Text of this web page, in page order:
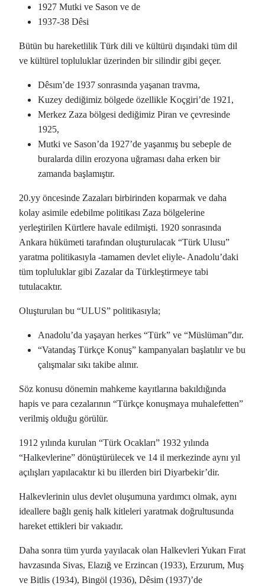
1927 Mutki ve Sason ve de
1937-38 Dêsi
Bütün bu hareketlilik Türk dili ve kültürü dışındaki tüm dil
ve kültürel topluluklar üzerinden bir silindir gibi geçer.
Dêsım’de 1937 sonrasında yaşanan travma,
Kuzey dediğimiz bölgede özellikle Koçgiri’de 1921,
Merkez Zaza bölgesi dediğimiz Piran ve çevresinde
1925,
Mutki ve Sason’da 1927’de yaşanmış bu sebeple de
buralarda dilin erozyona uğraması daha erken bir
zamanda başlamıştır.
20.yy öncesinde Zazaları birbirinden koparmak ve daha
kolay asimile edebilme politikası Zaza bölgelerine
yerleştirilen Kürtlere havale edilmişti. 1920 sonrasında
Ankara hükümeti tarafından oluşturulacak “Türk Ulusu”
yaratma politikasıyla -tamamen devlet eliyle- Anadolu’daki
tüm topluluklar gibi Zazalar da Türkleştirmeye tabi
tutulacaktır.
Oluşturulan bu “ULUS” politikasıyla;
Anadolu’da yaşayan herkes “Türk” ve “Müslüman”dır.
“Vatandaş Türkçe Konuş” kampanyaları başlatılır ve bu
çalışmalar sıkı takibe alınır.
Söz konusu dönemin mahkeme kayıtlarına bakıldığında
hapis ve para cezalarının “Türkçe konuşmaya muhalefetten”
verilmiş olduğu görülür.
1912 yılında kurulan “Türk Ocakları” 1932 yılında
“Halkevlerine” dönüştürülecek ve 14 il merkezinde aynı yıl
açılışları yapılacaktır ki bu illerden biri Diyarbekir’dir.
Halkevlerinin ulus devlet oluşumuna yardımcı olmak, aynı
ideallere bağlı geniş halk kitleleri yaratmak doğrultusunda
hareket ettikleri bir vakıadır.
Daha sonra tüm yurda yayılacak olan Halkevleri Yukarı Fırat
havzasında Sivas, Elazığ ve Erzincan (1933), Erzurum, Muş
ve Bitlis (1934), Bingöl (1936), Dêsim (1937)’de